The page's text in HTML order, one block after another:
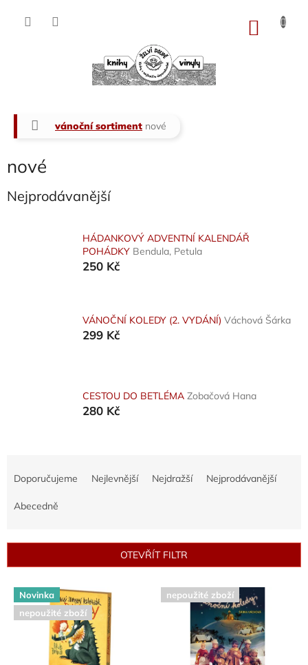
Domů
vánoční sortiment nové
nové
Nejprodávanější
HÁDANKOVÝ ADVENTNÍ KALENDÁŘ
POHÁDKY Bendula, Petula
250 Kč
VÁNOČNÍ KOLEDY (2. VYDÁNÍ) Váchová Šárka
299 Kč
CESTOU DO BETLÉMA Zobačová Hana
280 Kč
r
d
Doporučujeme Nejlevnější Nejdražší Nejprodávanější
Abecedně
OTEVŘÍT FILTR
V
p
Novinka
nepoužité zboží
nepoužité zboží